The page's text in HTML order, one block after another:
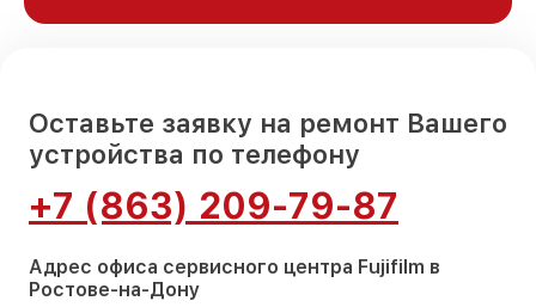
Оставьте заявку на ремонт Вашего
устройства по телефону
+7 (863) 209-79-87
Адрес офиса сервисного центра Fujifilm в
Ростове-на-Дону